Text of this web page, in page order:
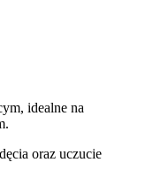
idealne na
oraz uczucie